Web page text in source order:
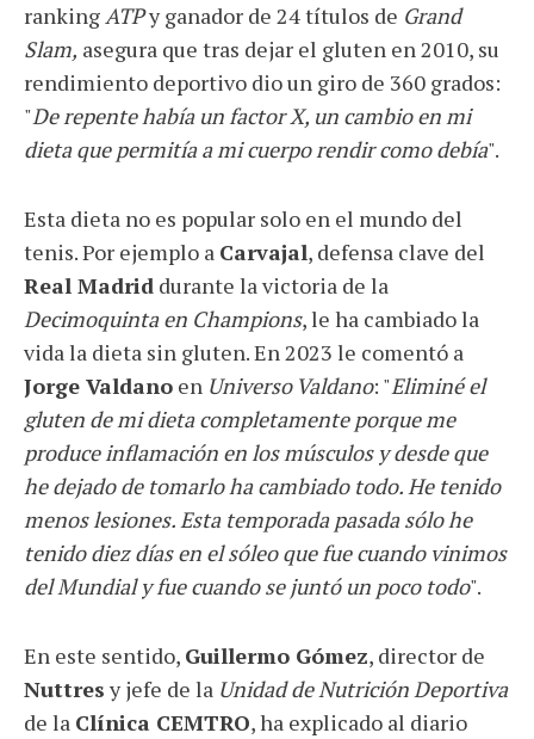
rankingATPy ganador de 24 títulos de Grand
Slam, asegura que tras dejar el gluten en 2010, su
rendimiento deportivo dio un giro de 360 grados:
"De repente había un factor X, un cambio en mi
dieta que permitía a mi cuerpo rendir como debía".
Esta dieta no es popular solo en el mundo del
tenis. Por ejemplo a Carvajal, defensa clave del
Real Madrid durante la victoria de la
Decimoquinta en Champions, le ha cambiado la
vida la dieta sin gluten. En 2023 le comentó a
Jorge Valdano en Universo Valdano: "Eliminé el
gluten de mi dieta completamente porque me
produce inflamación en los músculos y desde que
he dejado de tomarlo ha cambiado todo. He tenido
menos lesiones. Esta temporada pasada sólo he
tenido diez días en el sóleo que fue cuando vinimos
del Mundial y fue cuando se juntó un poco todo".
En este sentido, Guillermo Gómez, director de
Nuttres y jefe de la Unidad de Nutrición Deportiva
de la Clínica CEMTRO, ha explicado al diario